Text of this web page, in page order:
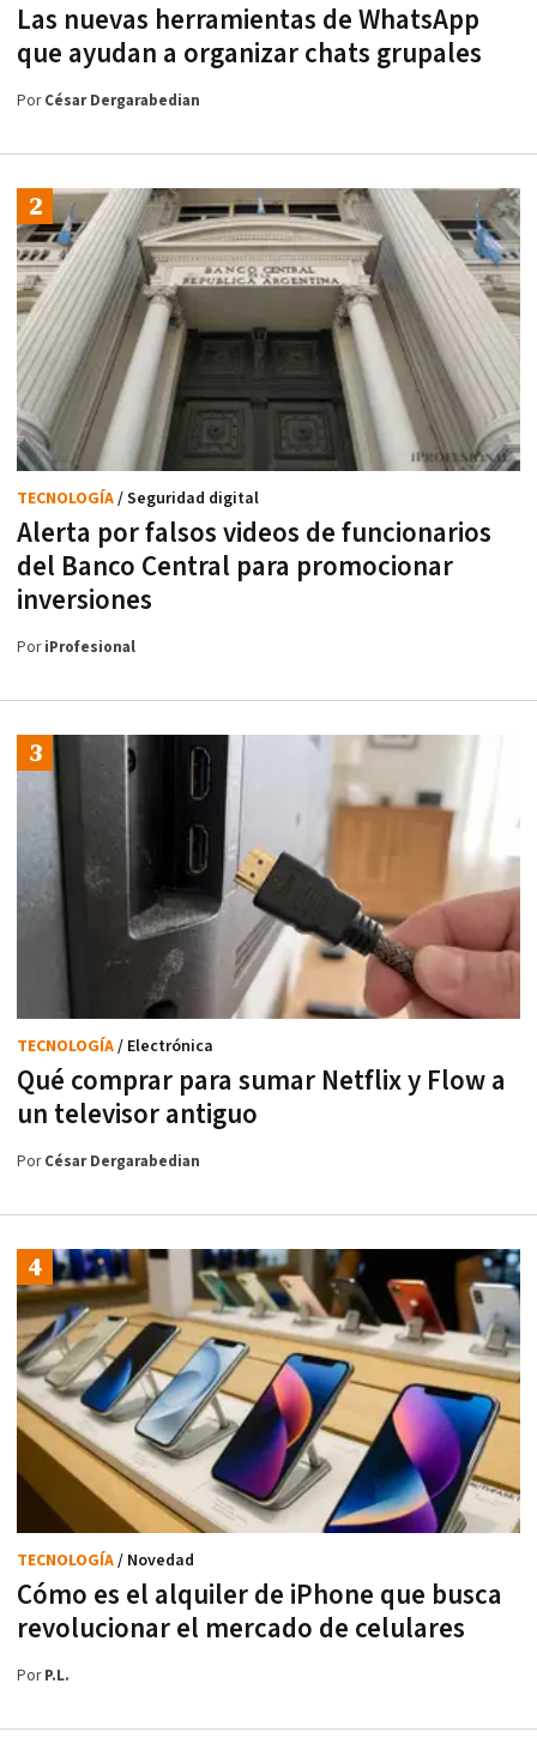
Las nuevas herramientas de WhatsApp
que ayudan a organizar chats grupales
PorCésar Dergarabedian
Alerta por falsos videos de funcionarios
del Banco Central para promocionar
inversiones
TECNOLOGÍA/ Seguridad digital
PoriProfesional
Qué comprar para sumar Netflix y Flow a
un televisor antiguo
TECNOLOGÍA/ Electrónica
PorCésar Dergarabedian
Cómo es el alquiler de iPhone que busca
revolucionar el mercado de celulares
TECNOLOGÍA/ Novedad
PorP.L.